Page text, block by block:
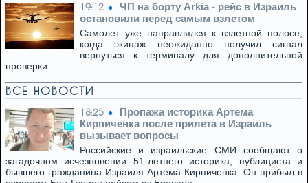
19:12
ЧП на борту Arkia - рейс в Израиль
остановили перед самым взлетом
Самолет уже направлялся к взлетной полосе,
когда экипаж неожиданно получил сигнал
вернуться к терминалу для дополнительной
проверки.
ВСЕ НОВОСТИ
18:25
Пропажа историка Артема
Кирпиченка после прилета в Израиль
вызывает вопросы
Российские и израильские СМИ сообщают о
загадочном исчезновении 51-летнего историка, публициста и
бывшего гражданина Израиля Артема Кирпиченка. Он прибыл в